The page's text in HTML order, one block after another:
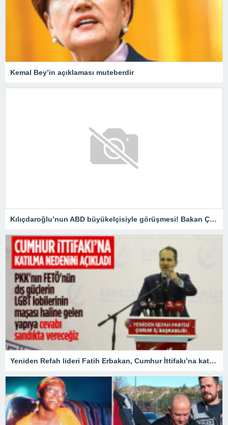
Kemal Bey’in açıklaması muteberdir
Kılıçdaroğlu’nun ABD büyükelçisiyle görüşmesi! Bakan Çavuşoğlu: Doğru bir hareket değildir
Yeniden Refah lideri Fatih Erbakan, Cumhur İttifakı’na katılma nedenini açıkladı